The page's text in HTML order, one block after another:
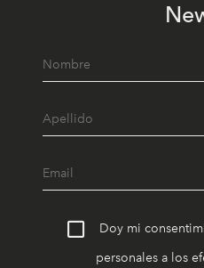
Doy mi
personales a los